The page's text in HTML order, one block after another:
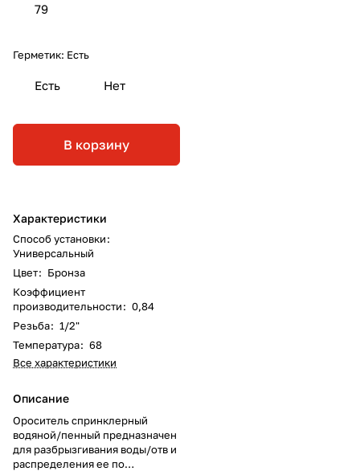
79
Герметик: Есть
Есть Нет
В корзину
Характеристики
Способ установки:
Универсальный
Цвет: Бронза
Коэффициент
производительности: 0,84
Резьба: 1/2"
Температура: 68
Все характеристики
Описание
Ороситель спринклерный
водяной/пенный предназначен
для разбрызгивания воды/отв и
распределения ее по